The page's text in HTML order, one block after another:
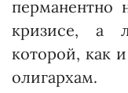
перманентно
кризисе, а
которой, как
олигархам.